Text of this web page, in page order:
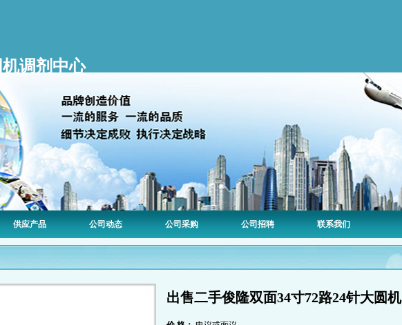
调剂中心
供应产品 公司动态 公司采购 公司招聘 联系我们
出售二手俊隆双面34寸72路24针大圆机